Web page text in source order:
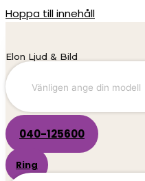
Hoppa till innehåll
Elon Ljud & Bild
040-125600
Ring